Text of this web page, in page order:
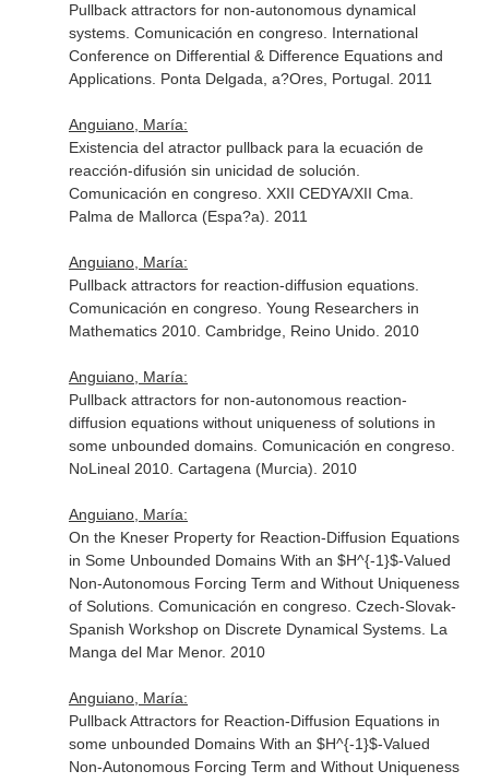
Pullback attractors for non-autonomous dynamical
systems. Comunicación en congreso. International
Conference on Differential & Difference Equations and
Applications. Ponta Delgada, a?Ores, Portugal. 2011
Anguiano, María:
Existencia del atractor pullback para la ecuación de
reacción-difusión sin unicidad de solución.
Comunicación en congreso. XXII CEDYA/XII Cma.
Palma de Mallorca (Espa?a). 2011
Anguiano, María:
Pullback attractors for reaction-diffusion equations.
Comunicación en congreso. Young Researchers in
Mathematics 2010. Cambridge, Reino Unido. 2010
Anguiano, María:
Pullback attractors for non-autonomous reaction-
diffusion equations without uniqueness of solutions in
some unbounded domains. Comunicación en congreso.
NoLineal 2010. Cartagena (Murcia). 2010
Anguiano, María:
On the Kneser Property for Reaction-Diffusion Equations
in Some Unbounded Domains With an $H^{-1}$-Valued
Non-Autonomous Forcing Term and Without Uniqueness
of Solutions. Comunicación en congreso. Czech-Slovak-
Spanish Workshop on Discrete Dynamical Systems. La
Manga del Mar Menor. 2010
Anguiano, María:
Pullback Attractors for Reaction-Diffusion Equations in
some unbounded Domains With an $H^{-1}$-Valued
Non-Autonomous Forcing Term and Without Uniqueness